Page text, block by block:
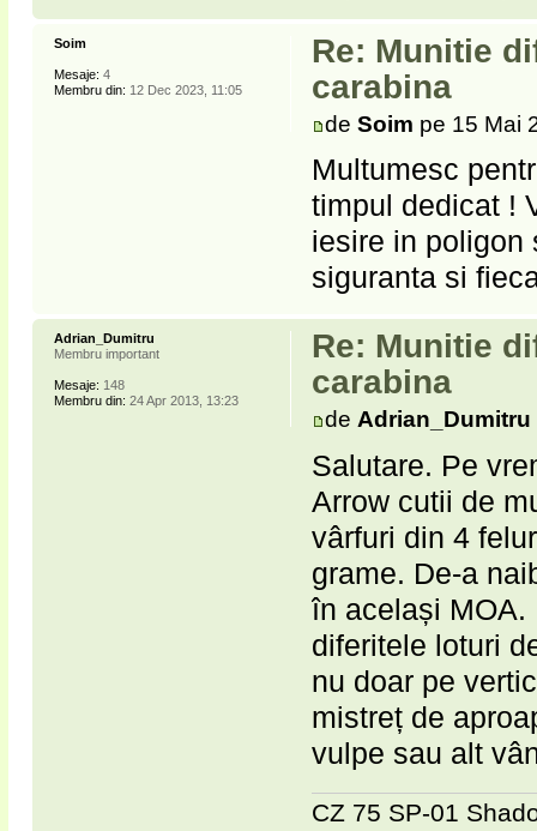
Re: Munitie
carabina
deSoim pe 15 Mai
Multumesc
timpul dedicat !
iesire in poligon
siguranta si
Soim
Mesaje: 4
Membru din: 12 Dec 2023, 11:05
Re: Munitie
carabina
de Adrian_Dumitru
Salutare. Pe
Arrow cutii de
vârfuri din 4
grame. De-a
în același MOA.
diferitele loturi
nu doar pe
mistreț de
vulpe sau alt
CZ 75 SP-01
Adrian_Dumitru
Membru important
Mesaje: 148
Membru din: 24 Apr 2013, 13:23